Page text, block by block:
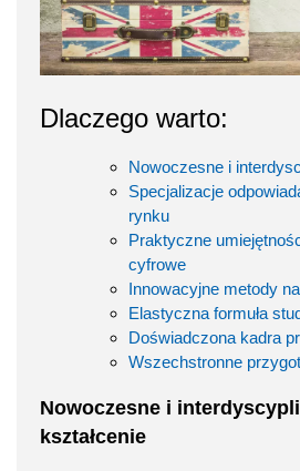
Dlaczego warto:
Nowoczesne i
Specjalizacje
rynku
Praktyczne
cyfrowe
Innowacyjne metody
Elastyczna formuła
Doświadczona kadra
Wszechstronne
Nowoczesne i
kształcenie